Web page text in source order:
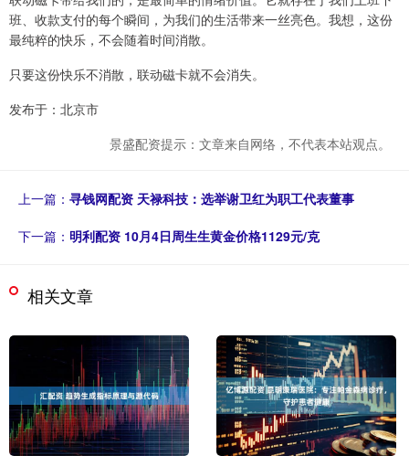
班、收款支付的每个瞬间，为我们的生活带来一丝亮色。我想，这份
最纯粹的快乐，不会随着时间消散。
只要这份快乐不消散，联动磁卡就不会消失。
发布于：北京市
景盛配资提示：文章来自网络，不代表本站观点。
上一篇： 寻钱网配资 天禄科技：选举谢卫红为职工代表董事
下一篇： 明利配资 10月4日周生生黄金价格1129元/克
相关文章